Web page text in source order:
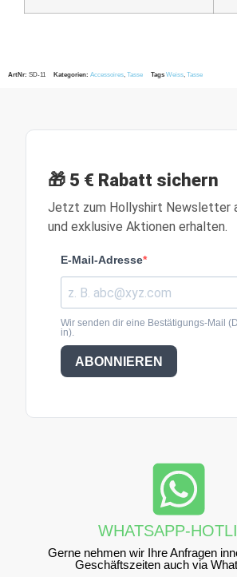
ArtNr: SD-11 Kategorien: Accessoires, Tasse Tags Weiss, Tasse
🎁 5 € Rabatt sichern
Jetzt zum Hollyshirt Newsletter
und exklusive Aktionen erhalten.
E-Mail-Adresse
Wir senden dir eine Bestätigungs-Mail
in).
ABONNIEREN
WHATSAPP-
Gerne nehmen wir Ihre Anfragen
Geschäftszeiten auch via